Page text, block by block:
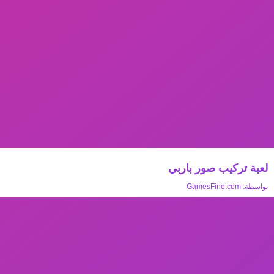
لعبة تركيب صور باربي
بواسطة: GamesFine.com